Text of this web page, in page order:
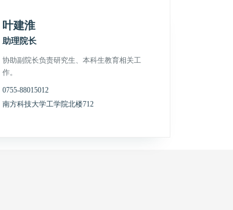
叶建淮
助理院长
协助副院长负责研究生、本科生教育相关工
作。
0755-88015012
南方科技大学工学院北楼712